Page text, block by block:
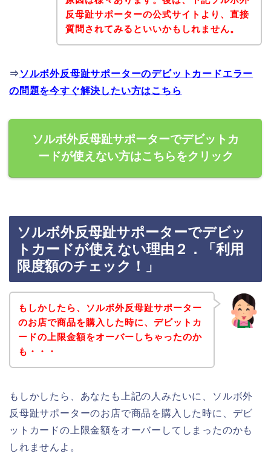
反母趾サポーターの公式サイトより、直接
質問されてみるといいかもしれません。
⇒ ソルボ外反母趾サポーターのデビットカードエラー
の問題を今すぐ解決したい方はこちら
ソルボ外反母趾サポーターでデビットカ
ードが使えない方はこちらをクリック
ソルボ外反母趾サポーターでデビッ
トカードが使えない理由２．「利用
限度額のチェック！」
もしかしたら、ソルボ外反母趾サポーター
のお店で商品を購入した時に、デビットカ
ードの上限金額をオーバーしちゃったのか
も・・・
もしかしたら、あなたも上記の人みたいに、ソルボ外
反母趾サポーターのお店で商品を購入した時に、デビ
ットカードの上限金額をオーバーしてしまったのかも
しれませんよ。